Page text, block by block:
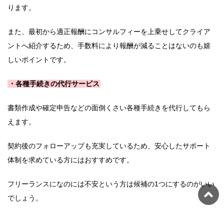
ります。
また、最初から適正報酬にコンサルフィーを上乗せしてクライア
ントへ紹介するため、手数料により報酬が減ることはないのも嬉
しいポイントです。
・各種手続きの代行サービス
書類作成や確定申告などの面倒くさい各種手続きを代行してもら
えます。
契約後のフォローアップも充実しているため、安心したサポート
体制を求めている方にはおすすめです。
フリーランスになのには不安という方は候補の1つにするのがいい
でしょう。